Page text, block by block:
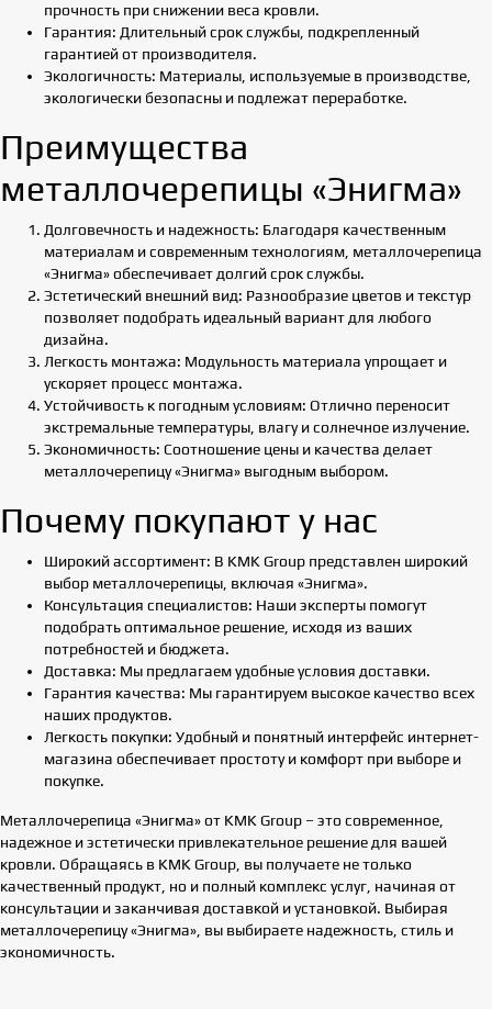
прочность при снижении веса кровли.
Гарантия: Длительный срок службы, подкрепленный
гарантией от производителя.
Экологичность: Материалы, используемые в производстве,
экологически безопасны и подлежат переработке.
Преимущества
металлочерепицы «Энигма»
Долговечность и надежность: Благодаря качественным
материалам и современным технологиям, металлочерепица
«Энигма» обеспечивает долгий срок службы.
Эстетический внешний вид: Разнообразие цветов и текстур
позволяет подобрать идеальный вариант для любого
дизайна.
Легкость монтажа: Модульность материала упрощает и
ускоряет процесс монтажа.
Устойчивость к погодным условиям: Отлично переносит
экстремальные температуры, влагу и солнечное излучение.
Экономичность: Соотношение цены и качества делает
металлочерепицу «Энигма» выгодным выбором.
Почему покупают у нас
Широкий ассортимент: В KMK Group представлен широкий
выбор металлочерепицы, включая «Энигма».
Консультация специалистов: Наши эксперты помогут
подобрать оптимальное решение, исходя из ваших
потребностей и бюджета.
Доставка: Мы предлагаем удобные условия доставки.
Гарантия качества: Мы гарантируем высокое качество всех
наших продуктов.
Легкость покупки: Удобный и понятный интерфейс интернет-
магазина обеспечивает простоту и комфорт при выборе и
покупке.
Металлочерепица «Энигма» от KMK Group – это современное,
надежное и эстетически привлекательное решение для вашей
кровли. Обращаясь в KMK Group, вы получаете не только
качественный продукт, но и полный комплекс услуг, начиная от
консультации и заканчивая доставкой и установкой. Выбирая
металлочерепицу «Энигма», вы выбираете надежность, стиль и
экономичность.